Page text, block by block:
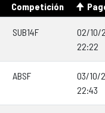
Competición
SUB14F
02/10/
22:22
ABSF
03/10/
22:43